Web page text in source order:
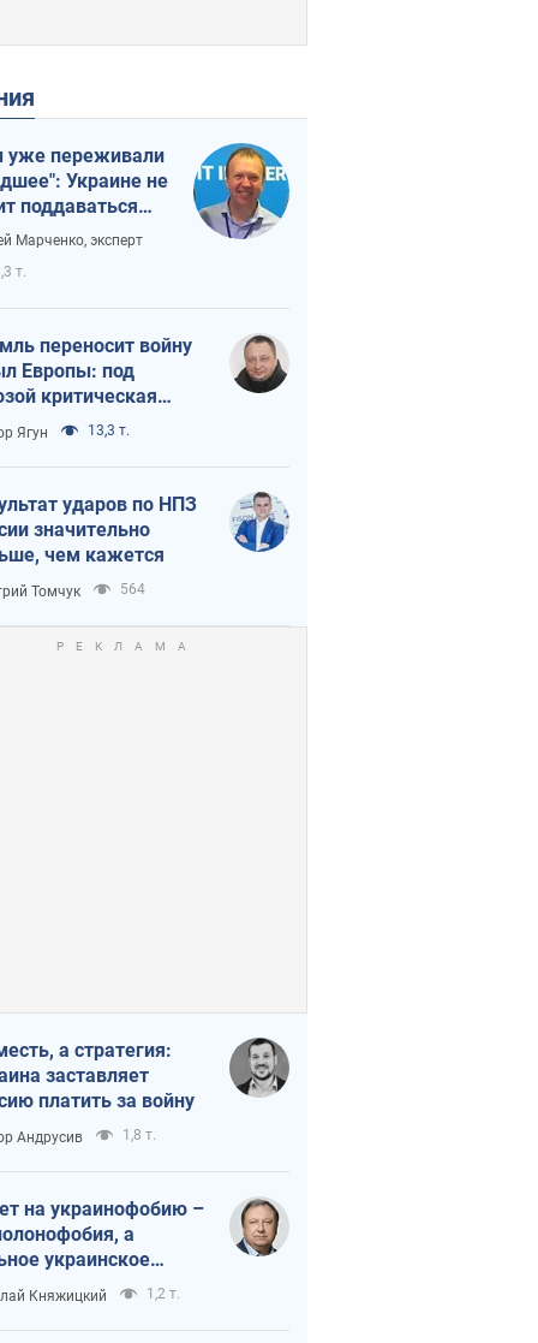
переживали
Украине не
поддаваться
из-за
Марченко, эксперт
т.
переносит войну
Европы: под
критическая
Ягун 13,3 т.
ударов по НПЗ
значительно
чем кажется
Томчук 564
а стратегия:
заставляет
платить за войну
Андрусив 1,8 т.
на украинофобию –
а
украинское
Княжицкий 1,2 т.